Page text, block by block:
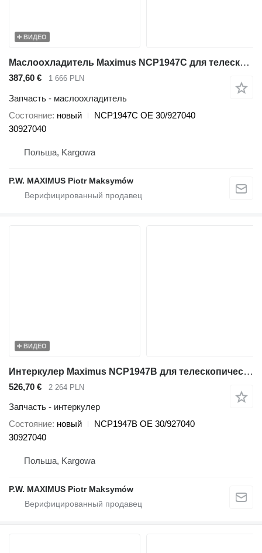
ВИДЕО
Маслоохладитель Maximus NCP1947C для телескопического погрузчика JCB 536-70 540-140 531-70 533-105 535-95 536-60 536-70 540-170 541-70 550-140
387,60 € 1 666 PLN
Запчасть - маслоохладитель
Состояние новый
NCP1947C OE 30/927040
30927040
Польша, Kargowa
P.W. MAXIMUS Piotr Maksymów
ВИДЕО
Интеркулер Maximus NCP1947B для телескопического погрузчика JCB 536-70 540-140 531-70 533-105 535-95 536-60 536-70 540-170 541-70 550-140
526,70 € 2 264 PLN
Запчасть - интеркулер
Состояние новый
NCP1947B OE 30/927040
30927040
Польша, Kargowa
P.W. MAXIMUS Piotr Maksymów